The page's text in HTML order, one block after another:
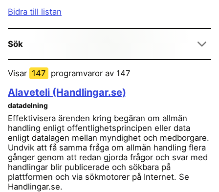
Bidra till listan
Sök
Visar 147 programvaror av 147
Alaveteli (Handlingar.se)
datadelning
Effektivisera ärenden kring begäran om allmän
handling enligt offentlighetsprincipen eller data
enligt datalagen mellan myndighet och medborgare.
Undvik att få samma fråga om allmän handling flera
gånger genom att redan gjorda frågor och svar med
handlingar blir publicerade och sökbara på
plattformen och via sökmotorer på Internet. Se
Handlingar.se.